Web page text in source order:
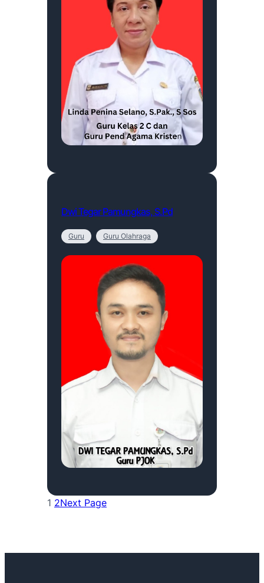
Dwi Tegar Pamungkas, S.Pd
Guru Guru Olahraga
1 2Next Page